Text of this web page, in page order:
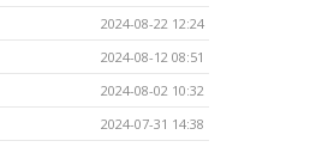
2024-08-22 12:24
2024-08-12 08:51
2024-08-02 10:32
2024-07-31 14:38